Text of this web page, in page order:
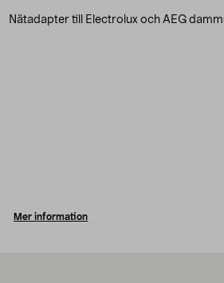
Nätadapter till Electrolux och AEG
Mer information